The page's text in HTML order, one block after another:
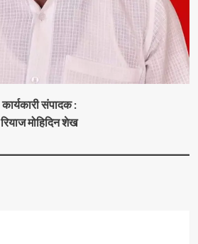
कार्यकारी संपादक :
रियाज मोहिदिन शेख